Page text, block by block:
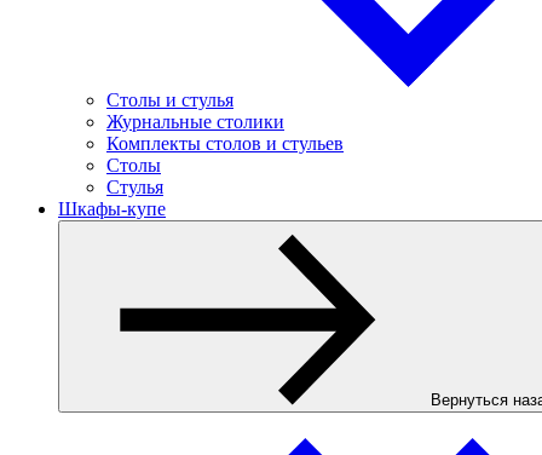
Столы и стулья
Журнальные столики
Комплекты столов и стульев
Столы
Стулья
Шкафы-купе
Вернуться